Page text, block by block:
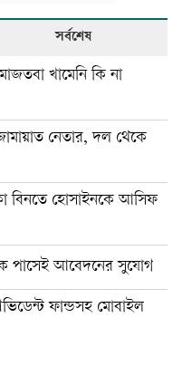
সর্বশেষ
খামেনি কি না
জামায়াত নেতার, দল থেকে
বিনতে হোসাইনকে আসিফ
পাসেই আবেদনের সুযোগ
ফান্ডসহ মোবাইল